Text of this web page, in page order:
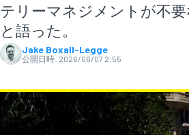
テリーマネジメントが不
と語った。
Jake Boxall-Legge
公開日時: 2026/06/07 2:55